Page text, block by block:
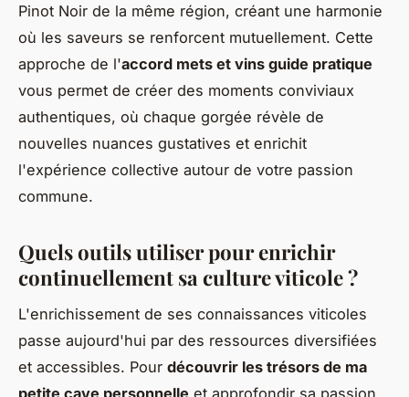
Pinot Noir de la même région, créant une harmonie
où les saveurs se renforcent mutuellement. Cette
approche de l'accord mets et vins guide pratique
vous permet de créer des moments conviviaux
authentiques, où chaque gorgée révèle de
nouvelles nuances gustatives et enrichit
l'expérience collective autour de votre passion
commune.
Quels outils utiliser pour enrichir
continuellement sa culture viticole ?
L'enrichissement de ses connaissances viticoles
passe aujourd'hui par des ressources diversifiées
et accessibles. Pour découvrir les trésors de ma